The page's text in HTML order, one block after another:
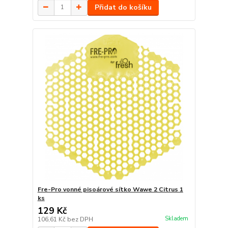
Přidat do košíku
Fre-Pro vonné pisoárové sítko Wawe 2 Citrus 1
ks
129 Kč
106,61 Kč bez DPH Skladem